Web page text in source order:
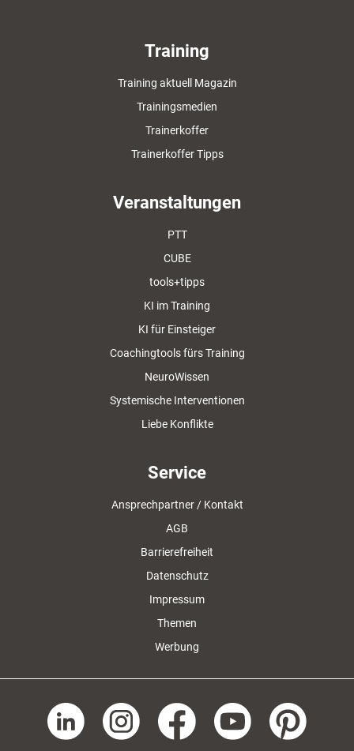
Training
Training aktuell Magazin
Trainingsmedien
Trainerkoffer
Trainerkoffer Tipps
Veranstaltungen
PTT
CUBE
tools+tipps
KI im Training
KI für Einsteiger
Coachingtools fürs Training
NeuroWissen
Systemische Interventionen
Liebe Konflikte
Service
Ansprechpartner / Kontakt
AGB
Barrierefreiheit
Datenschutz
Impressum
Themen
Werbung